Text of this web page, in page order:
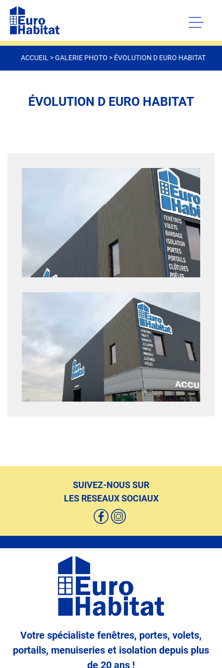
ACCUEIL >GALERIE PHOTO > ÉVOLUTION D EURO HABITAT
ÉVOLUTION D EURO HABITAT
SUIVEZ-NOUS SUR
LES RESEAUX SOCIAUX
Votre spécialiste fenêtres, portes, volets,
portails, menuiseries et isolation depuis plus
de 20 ans !